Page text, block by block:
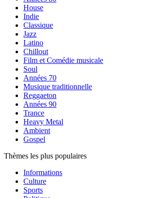
House
Indie
Classique
Jazz
Latino
Chillout
Film et Comédie musicale
Soul
Années 70
Musique traditionnelle
Reggaeton
Années 90
Trance
Heavy Metal
Ambient
Gospel
Thèmes les plus populaires
Informations
Culture
Sports